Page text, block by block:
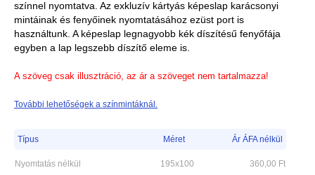
színnel nyomtatva. Az exkluzív kártyás képeslap karácsonyi
mintáinak és fenyőinek nyomtatásához ezüst port is
használtunk. A képeslap legnagyobb kék díszítésű fenyőfája
egyben a lap legszebb díszítő eleme is.
A szöveg csak illusztráció, az ár a szöveget nem tartalmazza!
További lehetőségek a színmintáknál.
Típus Méret Ár ÁFA nélkül
Nyomtatás nélkül 195x100 360,00 Ft